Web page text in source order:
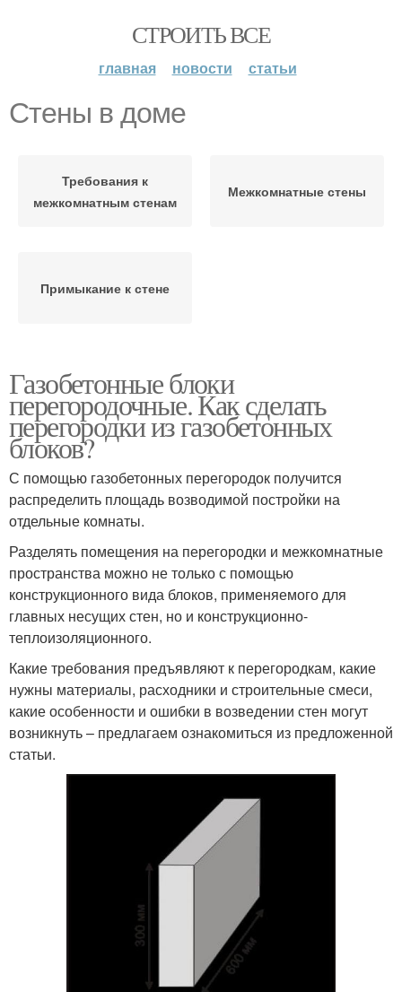
СТРОИТЬ ВСЕ
главная новости статьи
Стены в доме
Требования к
межкомнатным стенам
Межкомнатные стены
Примыкание к стене
Газобетонные блоки
перегородочные. Как сделать
перегородки из газобетонных
блоков?
С помощью газобетонных перегородок получится
распределить площадь возводимой постройки на
отдельные комнаты.
Разделять помещения на перегородки и межкомнатные
пространства можно не только с помощью
конструкционного вида блоков, применяемого для
главных несущих стен, но и конструкционно-
теплоизоляционного.
Какие требования предъявляют к перегородкам, какие
нужны материалы, расходники и строительные смеси,
какие особенности и ошибки в возведении стен могут
возникнуть – предлагаем ознакомиться из предложенной
статьи.